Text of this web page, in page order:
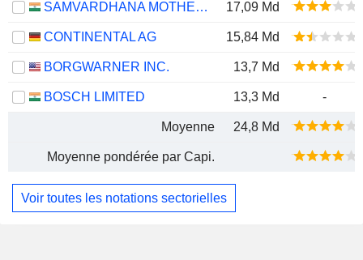
SAMVARDHANA MOTHERSON INTERNATIONAL LIMITED 17,09 Md
CONTINENTAL AG 15,84 Md
BORGWARNER INC. 13,7 Md
BOSCH LIMITED 13,3 Md -
Moyenne 24,8 Md
Moyenne pondérée par Capi.
Voir toutes les notations sectorielles